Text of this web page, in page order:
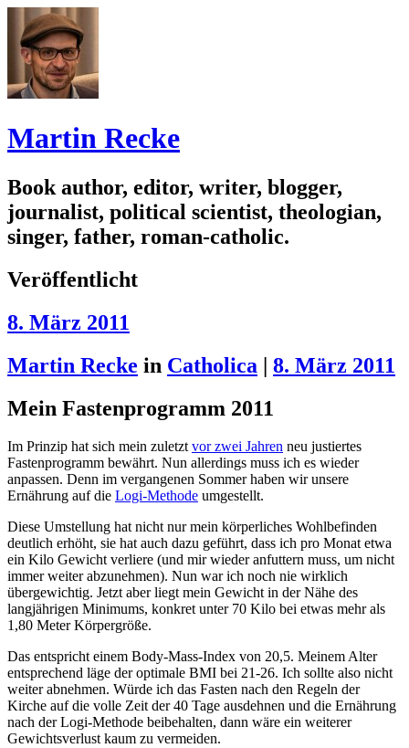
Martin Recke
Book author, editor, writer, blogger,
journalist, political scientist, theologian,
singer, father, roman-catholic.
Veröffentlicht
8. März 2011
Martin Recke in Catholica | 8. März 2011
Mein Fastenprogramm 2011
Im Prinzip hat sich mein zuletztvor zwei Jahren neu justiertes
Fastenprogramm bewährt. Nun allerdings muss ich es wieder
anpassen. Denn im vergangenen Sommer haben wir unsere
Ernährung auf die Logi-Methode umgestellt.
Diese Umstellung hat nicht nur mein körperliches Wohlbefinden
deutlich erhöht, sie hat auch dazu geführt, dass ich pro Monat etwa
ein Kilo Gewicht verliere (und mir wieder anfuttern muss, um nicht
immer weiter abzunehmen). Nun war ich noch nie wirklich
übergewichtig. Jetzt aber liegt mein Gewicht in der Nähe des
langjährigen Minimums, konkret unter 70 Kilo bei etwas mehr als
1,80 Meter Körpergröße.
Das entspricht einem Body-Mass-Index von 20,5. Meinem Alter
entsprechend läge der optimale BMI bei 21-26. Ich sollte also nicht
weiter abnehmen. Würde ich das Fasten nach den Regeln der
Kirche auf die volle Zeit der 40 Tage ausdehnen und die Ernährung
nach der Logi-Methode beibehalten, dann wäre ein weiterer
Gewichtsverlust kaum zu vermeiden.